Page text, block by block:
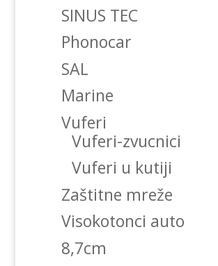
SINUS TEC
Phonocar
SAL
Marine
Vuferi
Vuferi-zvucnici
Vuferi u kutiji
Zaštitne mreže
Visokotonci auto
8,7cm